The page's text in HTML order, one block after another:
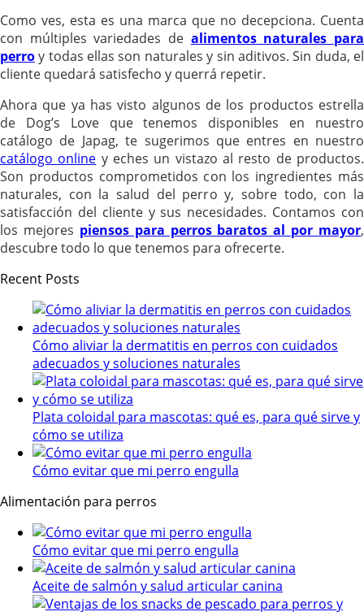
Como ves, esta es una marca que no decepciona. Cuenta
con múltiples variedades de alimentos naturales para
perroy todas ellas son naturales y sin aditivos. Sin duda, el
cliente quedará satisfecho y querrá repetir.
Ahora que ya has visto algunos de los productos estrella
de Dog’s Love que tenemos disponibles en nuestro
catálogo de Japag, te sugerimos que entres en nuestro
catálogo online y eches un vistazo al resto de productos.
Son productos comprometidos con los ingredientes más
naturales, con la salud del perro y, sobre todo, con la
satisfacción del cliente y sus necesidades. Contamos con
los mejores piensos para perros baratos al por mayor,
descubre todo lo que tenemos para ofrecerte.
Recent Posts
Cómo aliviar la dermatitis en perros con cuidados
adecuados y soluciones naturales
Plata coloidal para mascotas: qué es, para qué sirve y
cómo se utiliza
Cómo evitar que mi perro engulla
Alimentación para perros
Cómo evitar que mi perro engulla
Aceite de salmón y salud articular canina